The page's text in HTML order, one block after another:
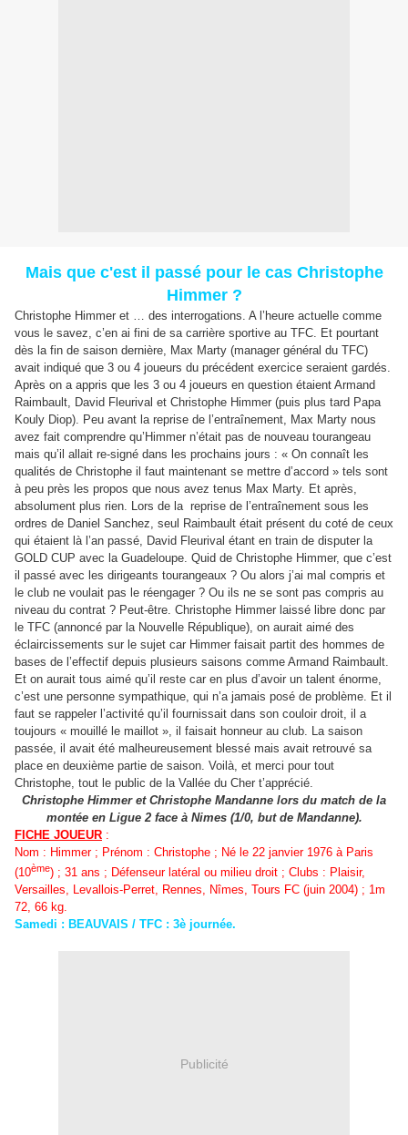
Mais que c'est il passé pour le cas Christophe
Himmer ?
Christophe Himmer et … des interrogations. A l’heure actuelle comme
vous le savez, c’en ai fini de sa carrière sportive au TFC. Et pourtant
dès la fin de saison dernière, Max Marty (manager général du TFC)
avait indiqué que 3 ou 4 joueurs du précédent exercice seraient gardés.
Après on a appris que les 3 ou 4 joueurs en question étaient Armand
Raimbault, David Fleurival et Christophe Himmer (puis plus tard Papa
Kouly Diop). Peu avant la reprise de l’entraînement, Max Marty nous
avez fait comprendre qu’Himmer n’était pas de nouveau tourangeau
mais qu’il allait re-signé dans les prochains jours : « On connaît les
qualités de Christophe il faut maintenant se mettre d’accord » tels sont
à peu près les propos que nous avez tenus Max Marty. Et après,
absolument plus rien. Lors de la reprise de l’entraînement sous les
ordres de Daniel Sanchez, seul Raimbault était présent du coté de ceux
qui étaient là l’an passé, David Fleurival étant en train de disputer la
GOLD CUP avec la Guadeloupe. Quid de Christophe Himmer, que c’est
il passé avec les dirigeants tourangeaux ? Ou alors j’ai mal compris et
le club ne voulait pas le réengager ? Ou ils ne se sont pas compris au
niveau du contrat ? Peut-être. Christophe Himmer laissé libre donc par
le TFC (annoncé par la Nouvelle République), on aurait aimé des
éclaircissements sur le sujet car Himmer faisait partit des hommes de
bases de l’effectif depuis plusieurs saisons comme Armand Raimbault.
Et on aurait tous aimé qu’il reste car en plus d’avoir un talent énorme,
c’est une personne sympathique, qui n’a jamais posé de problème. Et il
faut se rappeler l’activité qu’il fournissait dans son couloir droit, il a
toujours « mouillé le maillot », il faisait honneur au club. La saison
passée, il avait été malheureusement blessé mais avait retrouvé sa
place en deuxième partie de saison. Voilà, et merci pour tout
Christophe, tout le public de la Vallée du Cher t’apprécié.
Christophe Himmer et Christophe Mandanne lors du match de la
montée en Ligue 2 face à Nimes (1/0, but de Mandanne).
FICHE JOUEUR :
Nom : Himmer ; Prénom : Christophe ; Né le 22 janvier 1976 à Paris
(10ème) ; 31 ans ; Défenseur latéral ou milieu droit ; Clubs : Plaisir,
Versailles, Levallois-Perret, Rennes, Nîmes, Tours FC (juin 2004) ; 1m
72, 66 kg.
Samedi : BEAUVAIS / TFC : 3è journée.
Publicité